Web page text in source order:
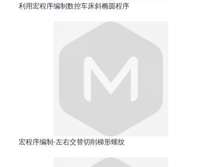
利用宏程序编制数控车床斜椭圆程序
宏程序编制-左右交替切削梯形螺纹